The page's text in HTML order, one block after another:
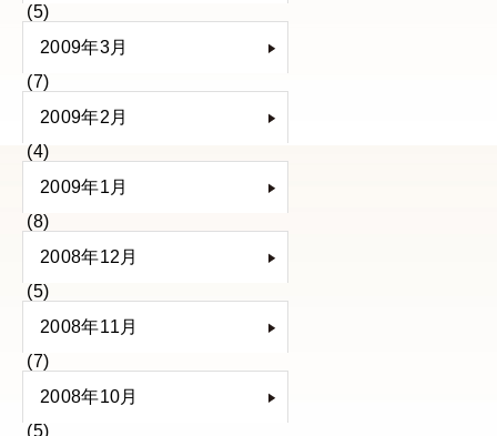
(5)
2009年3月
(7)
2009年2月
(4)
2009年1月
(8)
2008年12月
(5)
2008年11月
(7)
2008年10月
(5)